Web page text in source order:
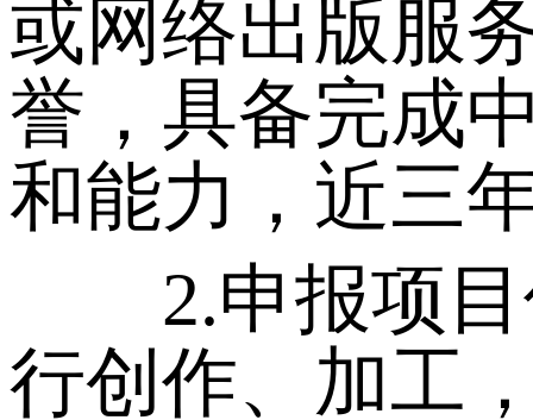
或网络出版服
誉，具备完成
和能力，近三
2.申报项目
行创作、加工